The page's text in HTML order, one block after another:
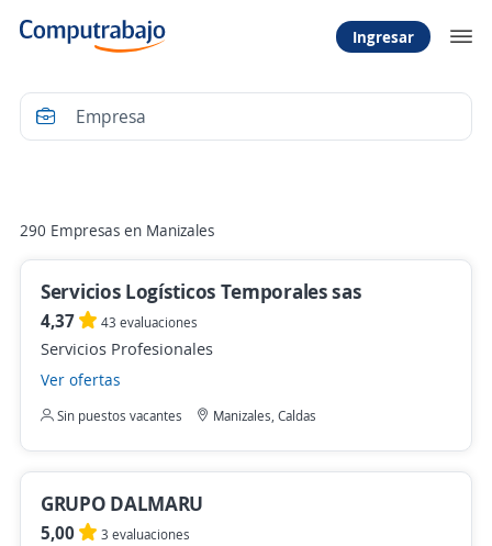
Ingresar
290 Empresas en Manizales
Servicios Logísticos Temporales sas
4,37 43 evaluaciones
Servicios Profesionales
Ver ofertas
Sin puestos vacantes Manizales, Caldas
GRUPO DALMARU
5,00 3 evaluaciones